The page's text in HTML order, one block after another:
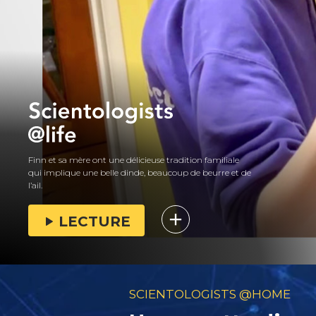
Finn et sa mère ont une délicieuse tradition familiale
qui implique une belle dinde, beaucoup de beurre et de
l’ail.
LECTURE
SCIENTOLOGISTS @HOME